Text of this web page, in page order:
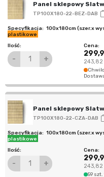
Panel sklepowy
TP100X180-22-BEZ-DAB
100x180cm (szer.x
plastikowe
- + 243,82
Panel sklepowy
TP100X180-22-CZA-DAB
100x180cm (szer.x
plastikowe
- + 243,82
59